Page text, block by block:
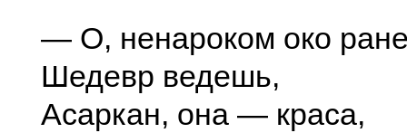
— О, ненароком око
Шедевр ведешь,
Асаркан, она — краса,